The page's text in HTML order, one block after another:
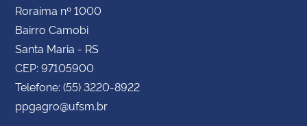
Roraima nº 1000
Bairro Camobi
Santa Maria - RS
CEP: 97105900
Telefone: (55) 3220-8922
ppgagro@ufsm.br